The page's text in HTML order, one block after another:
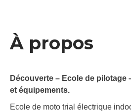
À propos
Découverte – Ecole de pilotage
et équipements.
Ecole de moto trial électrique